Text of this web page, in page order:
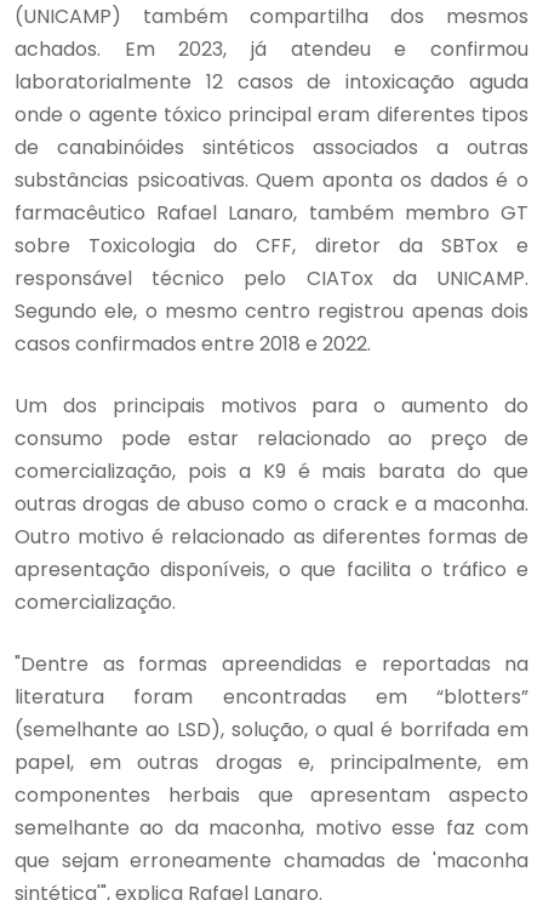
(UNICAMP) também compartilha dos mesmos
achados. Em 2023, já atendeu e confirmou
laboratorialmente 12 casos de intoxicação aguda
onde o agente tóxico principal eram diferentes tipos
de canabinóides sintéticos associados a outras
substâncias psicoativas. Quem aponta os dados é o
farmacêutico Rafael Lanaro, também membro GT
sobre Toxicologia do CFF, diretor da SBTox e
responsável técnico pelo CIATox da UNICAMP.
Segundo ele, o mesmo centro registrou apenas dois
casos confirmados entre 2018 e 2022.
Um dos principais motivos para o aumento do
consumo pode estar relacionado ao preço de
comercialização, pois a K9 é mais barata do que
outras drogas de abuso como o crack e a maconha.
Outro motivo é relacionado as diferentes formas de
apresentação disponíveis, o que facilita o tráfico e
comercialização.
"Dentre as formas apreendidas e reportadas na
literatura foram encontradas em “blotters”
(semelhante ao LSD), solução, o qual é borrifada em
papel, em outras drogas e, principalmente, em
componentes herbais que apresentam aspecto
semelhante ao da maconha, motivo esse faz com
que sejam erroneamente chamadas de 'maconha
sintética'", explica Rafael Lanaro.